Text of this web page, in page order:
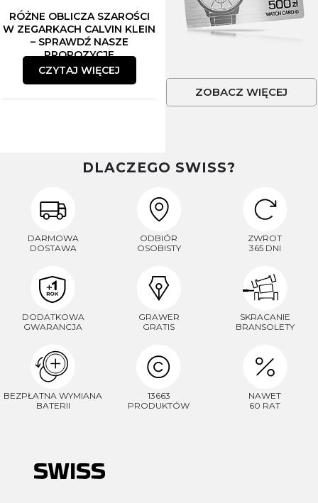
RÓŻNE OBLICZA SZAROŚCI
W ZEGARKACH CALVIN KLEIN
– SPRAWDŹ NASZE
PROPOZYCJE
CZYTAJ WIĘCEJ
ZOBACZ WIĘCEJ
DLACZEGO SWISS?
DARMOWA
DOSTAWA
ODBIÓR
OSOBISTY
ZWROT
365 DNI
DODATKOWA
GWARANCJA
GRAWER
GRATIS
SKRACANIE
BRANSOLETY
BEZPŁATNA WYMIANA
BATERII
13663
PRODUKTÓW
NAWET
60 RAT